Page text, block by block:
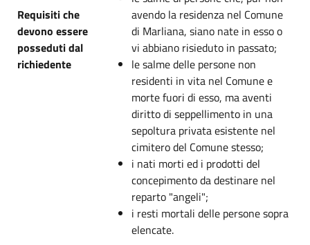
Requisiti che
devono essere
posseduti dal
richiedente
avendo la residenza nel Comune
di Marliana, siano nate in esso o
vi abbiano risieduto in passato;
le salme delle persone non
residenti in vita nel Comune e
morte fuori di esso, ma aventi
diritto di seppellimento in una
sepoltura privata esistente nel
cimitero del Comune stesso;
i nati morti ed i prodotti del
concepimento da destinare nel
reparto "angeli";
i resti mortali delle persone sopra
elencate.